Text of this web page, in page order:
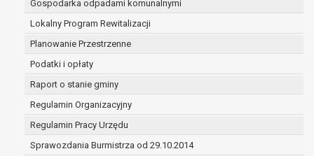
Gospodarka odpadami komunalnymi
Lokalny Program Rewitalizacji
Planowanie Przestrzenne
Podatki i opłaty
Raport o stanie gminy
Regulamin Organizacyjny
Regulamin Pracy Urzędu
Sprawozdania Burmistrza od 29.10.2014
(merytorycznych), a także obowiązków i
zadań zleconych przez instytucje
nadrzędne wobec Gminy;
zawarcia i realizacji umów;
ochrony żywotnych interesów osoby, której
dane dotyczą, lub innej osoby fizycznej;
wykonania zadania realizowanego w
interesie publicznym lub w ramach
sprawowania władzy publicznej
powierzonej administratorowi;